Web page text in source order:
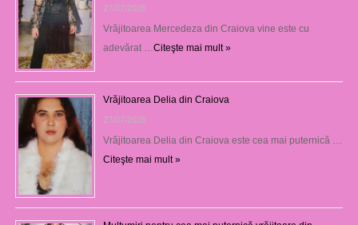
27/07/2026
Vrăjitoarea Mercedeza din Craiova vine este cu
adevărat …Citeşte mai mult »
Vrăjitoarea Delia din Craiova
27/07/2026
Vrăjitoarea Delia din Craiova este cea mai puternică …
Citeşte mai mult »